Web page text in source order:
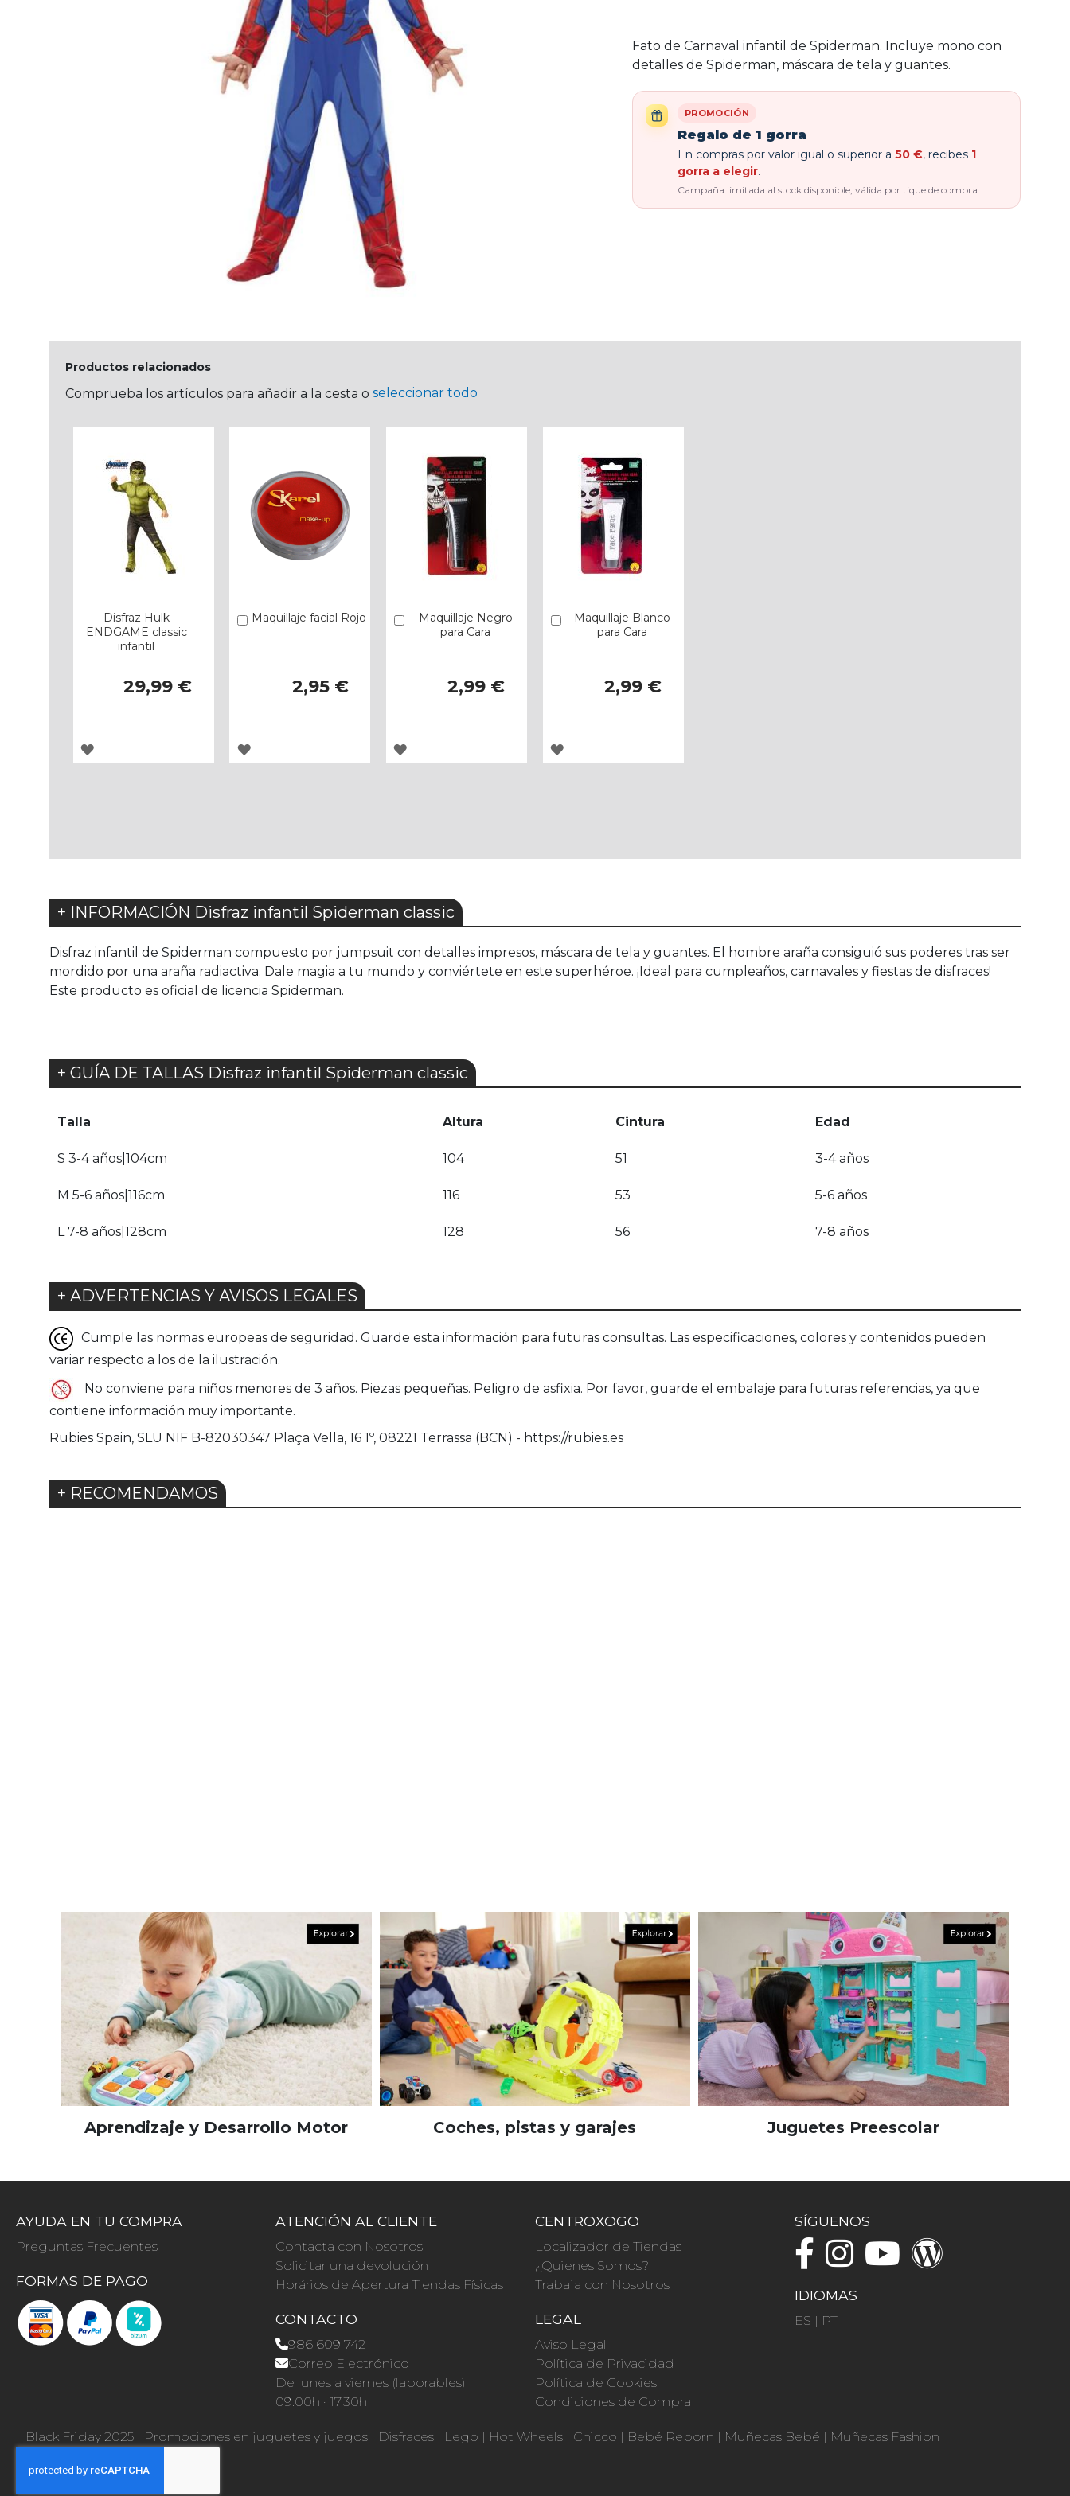
Fato de Carnaval infantil de Spiderman. Incluye mono con
detalles de Spiderman, máscara de tela y guantes.
PROMOCIÓN
Regalo de 1 gorra
En compras por valor igual o superior a 50 €, recibes 1
gorra a elegir.
Campaña limitada al stock disponible, válida por tique de compra.
Productos relacionados
Comprueba los artículos para añadir a la cesta o seleccionar todo
Disfraz Hulk
ENDGAME classic
infantil
29,99 €
AGREGAR
Maquillaje facial Rojo
2,95 €
Añadir
AGREGAR
Maquillaje Negro
para Cara
2,99 €
Añadir
AGREGAR
Maquillaje Blanco
para Cara
2,99 €
Añadir
AGREGAR
+ INFORMACIÓN Disfraz infantil Spiderman classic
Disfraz infantil de Spiderman compuesto por jumpsuit con detalles impresos, máscara de tela y guantes. El hombre araña consiguió sus poderes tras ser
mordido por una araña radiactiva. Dale magia a tu mundo y conviértete en este superhéroe. ¡Ideal para cumpleaños, carnavales y fiestas de disfraces!
Este producto es oficial de licencia Spiderman.
+ GUÍA DE TALLAS Disfraz infantil Spiderman classic
Talla Altura Cintura Edad
S 3-4 años|104cm 104 51 3-4 años
M 5-6 años|116cm 116 53 5-6 años
L 7-8 años|128cm 128 56 7-8 años
+ ADVERTENCIAS Y AVISOS LEGALES
Cumple las normas europeas de seguridad. Guarde esta información para futuras consultas. Las especificaciones, colores y contenidos pueden
variar respecto a los de la ilustración.
No conviene para niños menores de 3 años. Piezas pequeñas. Peligro de asfixia. Por favor, guarde el embalaje para futuras referencias, ya que
contiene información muy importante.
Rubies Spain, SLU NIF B-82030347 Plaça Vella, 16 1º, 08221 Terrassa (BCN) - https://rubies.es
+ RECOMENDAMOS
Aprendizaje y Desarrollo Motor Coches, pistas y garajes Juguetes Preescolar
AYUDA EN TU COMPRA
Preguntas Frecuentes
FORMAS DE PAGO
ATENCIÓN AL CLIENTE
Contacta con Nosotros
Solicitar una devolución
Horários de Apertura Tiendas Físicas
CONTACTO
986 609 742
Correo Electrónico
De lunes a viernes (laborables)
09.00h · 17.30h
CENTROXOGO
Localizador de Tiendas
¿Quienes Somos?
Trabaja con Nosotros
LEGAL
Aviso Legal
Política de Privacidad
Política de Cookies
Condiciones de Compra
SÍGUENOS
IDIOMAS
ES | PT
Black Friday 2025 | Promociones en juguetes y juegos | Disfraces | Lego | Hot Wheels | Chicco | Bebé Reborn | Muñecas Bebé | Muñecas Fashion